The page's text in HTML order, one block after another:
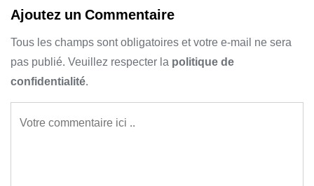
Ajoutez un Commentaire
Tous les champs sont obligatoires et votre e-mail ne sera
pas publié. Veuillez respecter lapolitique de
confidentialité.